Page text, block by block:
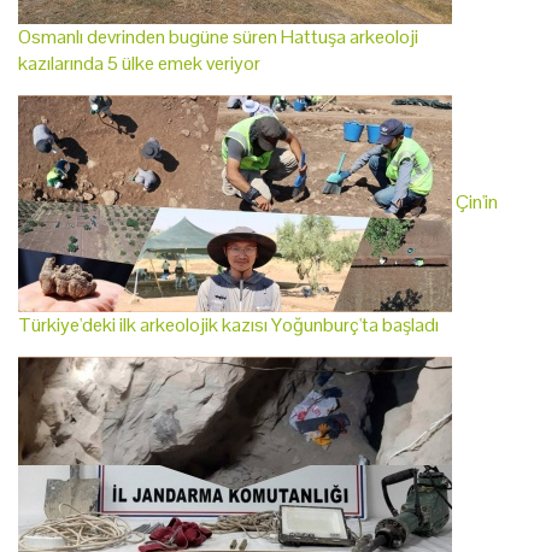
Osmanlı devrinden bugüne süren Hattuşa arkeoloji
kazılarında 5 ülke emek veriyor
Çin'in
Türkiye'deki ilk arkeolojik kazısı Yoğunburç'ta başladı